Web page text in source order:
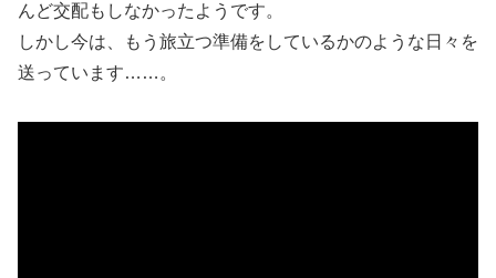
んど交配もしなかったようです。
しかし今は、もう旅立つ準備をしているかのような日々を
送っています……。